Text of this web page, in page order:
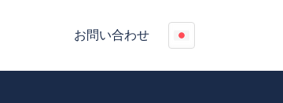
お問い合わせ